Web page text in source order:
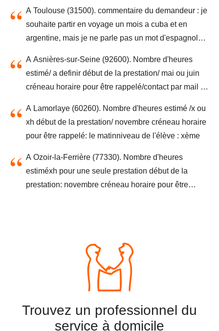
l’élève : adulte
seraient à donner le samedi matin.- niveau de l’élève
A Toulouse (31500). commentaire du demandeur : je
souhaite partir en voyage un mois a cuba et en
argentine, mais je ne parle pas un mot d'espagnol
adulte) date : octobre xxxx heures : xh/semaine
joignable tout le temps le projet concerne : -> une
habitation existante -> résidence principale masque
de qualification : cours d date : octobre xxxx heures :
xh/semaine joignable tout le temps - niveau de
l’élève : adulte
A Asnières-sur-Seine (92600). Nombre d'heures
estimé/ a definir début de la prestation/ mai ou juin
créneau horaire pour être rappelé/contact par mail en
A Lamorlaye (60260). Nombre d'heures estimé /x ou
xh début de la prestation/ novembre créneau horaire
pour être rappelé: le matinniveau de l'élève : xème
A Ozoir-la-Ferrière (77330). Nombre d'heures
estiméxh pour une seule prestation début de la
prestation: novembre créneau horaire pour être
Trouvez un professionnel du
service à domicile